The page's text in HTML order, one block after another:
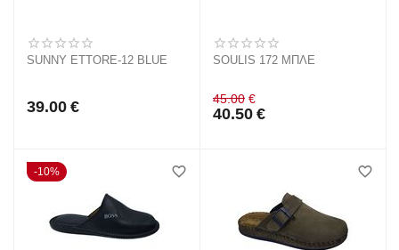
SUNNY ETTORE-12 BLUE
39.00 €
SOULIS 172 ΜΠΛΕ
45.00 €
40.50 €
10%